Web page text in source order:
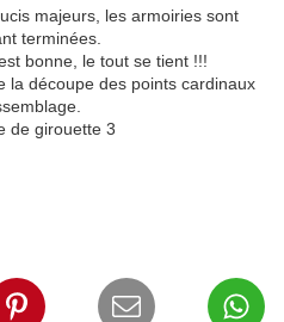
majeurs, les armoiries sont
terminées.
bonne, le tout se tient !!!
la découpe des points cardinaux